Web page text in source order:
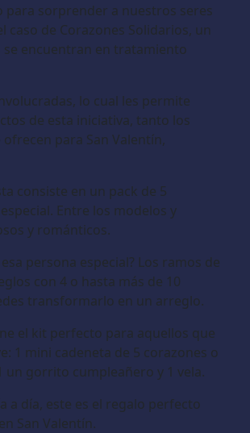
para sorprender a nuestros seres
de Corazones Solidarios, un
encuentran en tratamiento
lo cual les permite
de esta iniciativa, tanto los
para San Valentín,
consiste en un pack de 5
Entre los modelos y
y románticos.
persona especial? Los ramos de
con 4 o hasta más de 10
transformarlo en un arreglo.
el kit perfecto para aquellos que
1 mini cadeneta de 5 corazones o
un gorrito cumpleañero y 1 vela.
a día, este es el regalo perfecto
San Valentín.